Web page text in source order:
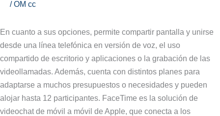
/OM cc
En cuanto a sus opciones, permite compartir pantalla y unirse
desde una línea telefónica en versión de voz, el uso
compartido de escritorio y aplicaciones o la grabación de las
videollamadas. Además, cuenta con distintos planes para
adaptarse a muchos presupuestos o necesidades y pueden
alojar hasta 12 participantes. FaceTime es la solución de
videochat de móvil a móvil de Apple, que conecta a los